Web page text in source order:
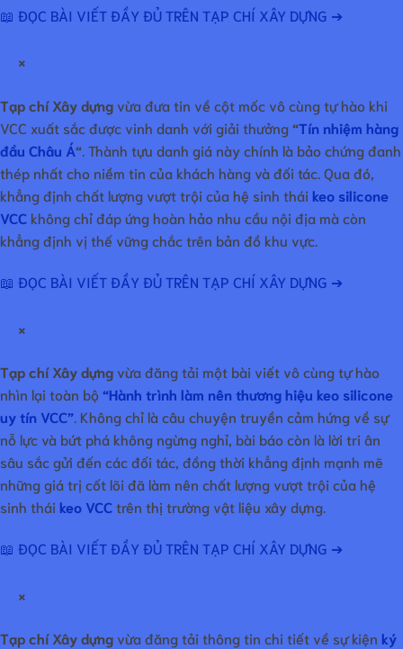
📖 ĐỌC BÀI VIẾT ĐẦY ĐỦ TRÊN TẠP CHÍ XÂY DỰNG ➔
×
Tạp chí Xây dựngvừa đưa tin về cột mốc vô cùng tự hào khi
VCC xuất sắc được vinh danh với giải thưởng“Tín nhiệm hàng
đầu Châu Á“ . Thành tựu danh giá này chính là bảo chứng đanh
thép nhất cho niềm tin của khách hàng và đối tác. Qua đó,
khẳng định chất lượng vượt trội của hệ sinh thái keo silicone
VCC không chỉ đáp ứng hoàn hảo nhu cầu nội địa mà còn
khẳng định vị thế vững chắc trên bản đồ khu vực.
📖 ĐỌC BÀI VIẾT ĐẦY ĐỦ TRÊN TẠP CHÍ XÂY DỰNG ➔
×
Tạp chí Xây dựngvừa đăng tải một bài viết vô cùng tự hào
nhìn lại toàn bộ“Hành trình làm nên thương hiệu keo silicone
uy tín VCC” . Không chỉ là câu chuyện truyền cảm hứng về sự
nỗ lực và bứt phá không ngừng nghỉ, bài báo còn là lời tri ân
sâu sắc gửi đến các đối tác, đồng thời khẳng định mạnh mẽ
những giá trị cốt lõi đã làm nên chất lượng vượt trội của hệ
sinh thái keo VCC trên thị trường vật liệu xây dựng.
📖 ĐỌC BÀI VIẾT ĐẦY ĐỦ TRÊN TẠP CHÍ XÂY DỰNG ➔
×
Tạp chí Xây dựngvừa đăng tải thông tin chi tiết về sự kiện ký